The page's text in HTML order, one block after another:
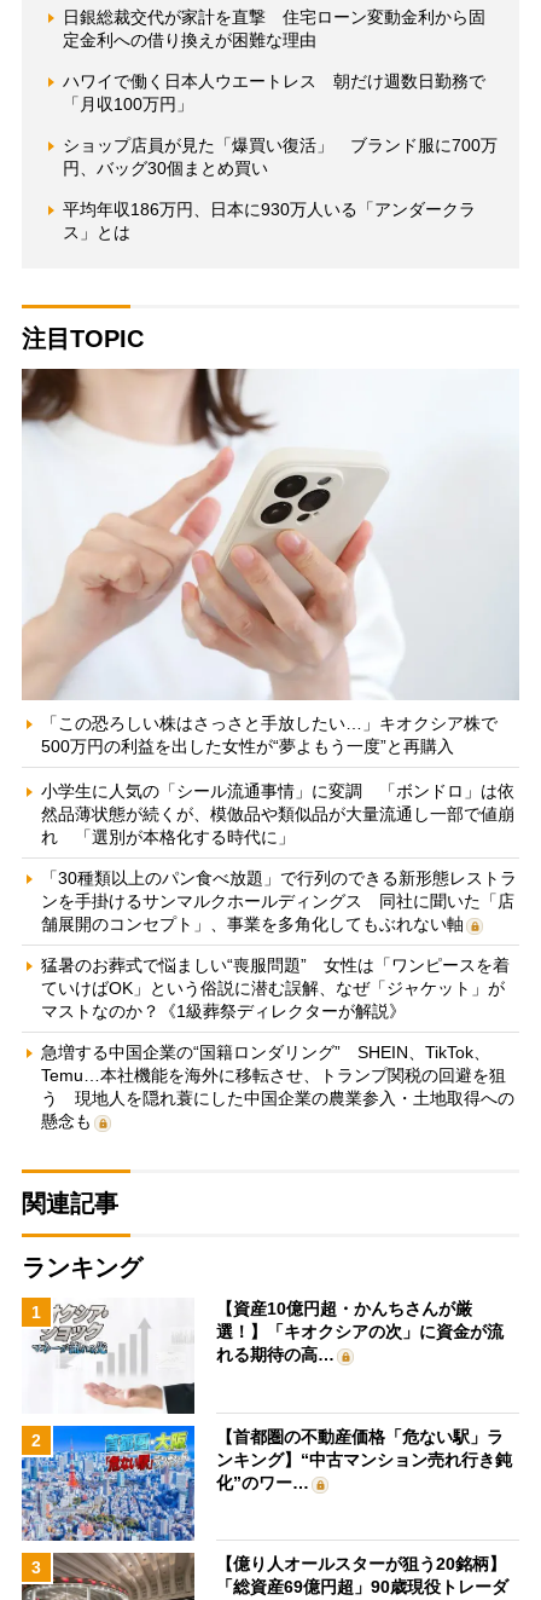
日銀総裁交代が家計を直撃 住宅ローン変動金利から固
定金利への借り換えが困難な理由
ハワイで働く日本人ウエートレス 朝だけ週数日勤務で
「月収100万円」
ショップ店員が見た「爆買い復活」 ブランド服に700万
円、バッグ30個まとめ買い
平均年収186万円、日本に930万人いる「アンダークラ
ス」とは
注目TOPIC
「この恐ろしい株はさっさと手放したい…」キオクシア株で
500万円の利益を出した女性が“夢よもう一度”と再購入
小学生に人気の「シール流通事情」に変調 「ボンドロ」は依
然品薄状態が続くが、模倣品や類似品が大量流通し一部で値崩
れ 「選別が本格化する時代に」
「30種類以上のパン食べ放題」で行列のできる新形態レストラ
ンを手掛けるサンマルクホールディングス 同社に聞いた「店
舗展開のコンセプト」、事業を多角化してもぶれない軸
猛暑のお葬式で悩ましい“喪服問題” 女性は「ワンピースを着
ていけばOK」という俗説に潜む誤解、なぜ「ジャケット」が
マストなのか？《1級葬祭ディレクターが解説》
急増する中国企業の“国籍ロンダリング” SHEIN、TikTok、
Temu…本社機能を海外に移転させ、トランプ関税の回避を狙
う 現地人を隠れ蓑にした中国企業の農業参入・土地取得への
懸念も
関連記事
ランキング
1
【資産10億円超・かんちさんが厳
選！】「キオクシアの次」に資金が流
れる期待の高…
2
【首都圏の不動産価格「危ない駅」ラ
ンキング】“中古マンション売れ行き鈍
化”のワー…
3
【億り人オールスターが狙う20銘柄】
「総資産69億円超」90歳現役トレーダ